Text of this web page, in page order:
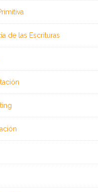
de las Escrituras